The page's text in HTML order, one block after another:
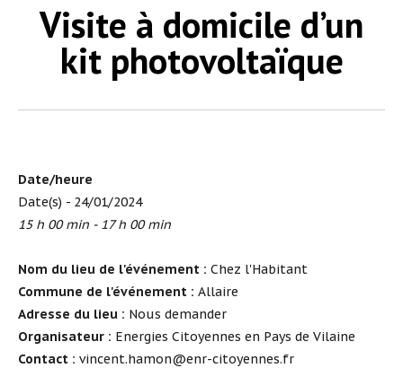
Visite à domicile d’un
kit photovoltaïque
Date/heure
Date(s) - 24/01/2024
15 h 00 min - 17 h 00 min
Nom du lieu de l'événement : Chez l'Habitant
Commune de l'événement : Allaire
Adresse du lieu : Nous demander
Organisateur : Energies Citoyennes en Pays de Vilaine
Contact : vincent.hamon@enr-citoyennes.fr